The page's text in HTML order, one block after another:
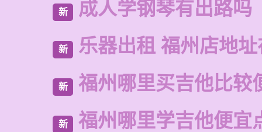
新 成人学钢琴有出路吗
新 乐器出租 福州店地
新 福州哪里买吉他比较
新 福州哪里学吉他便宜